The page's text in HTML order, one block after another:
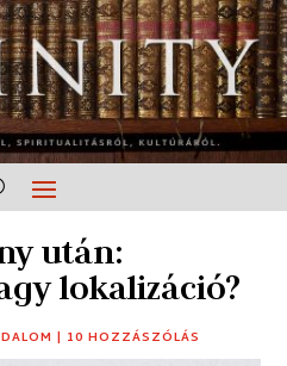
után:
lokalizáció?
| 10 HOZZÁSZÓLÁS